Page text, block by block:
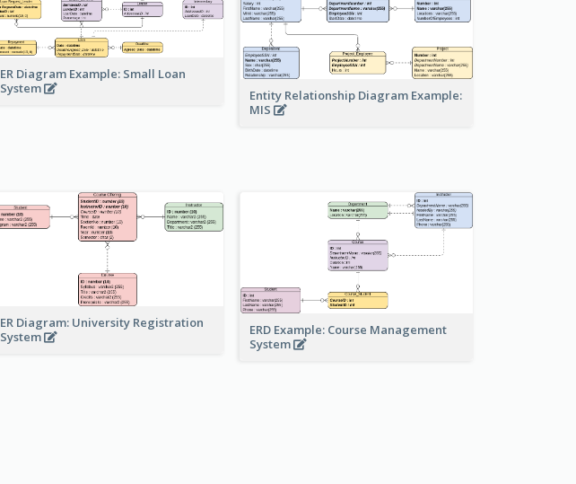
ER Diagram Example: Small Loan
System
Entity Relationship Diagram Example:
MIS
ER Diagram: University Registration
System
ERD Example: Course Management
System